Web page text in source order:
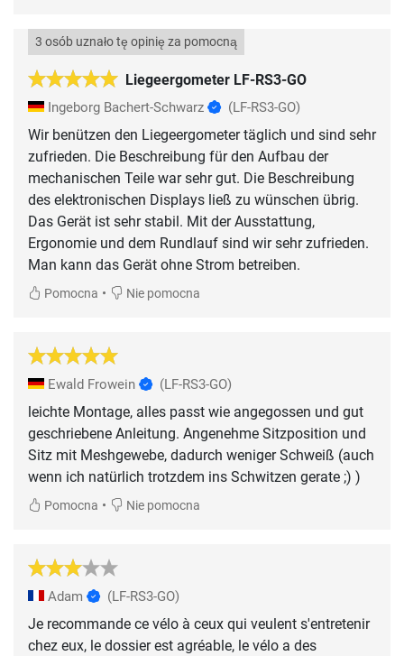
Liegeergometer LF-RS3-GO
3 osób uznało tę opinię za pomocną
Ingeborg Bachert-Schwarz (LF-RS3-GO)
Wir benützen den Liegeergometer täglich und sind sehr
zufrieden. Die Beschreibung für den Aufbau der
mechanischen Teile war sehr gut. Die Beschreibung
des elektronischen Displays ließ zu wünschen übrig.
Das Gerät ist sehr stabil. Mit der Ausstattung,
Ergonomie und dem Rundlauf sind wir sehr zufrieden.
Pomocna • Nie pomocna
Ewald Frowein (LF-RS3-GO)
leichte Montage, alles passt wie angegossen und gut
geschriebene Anleitung. Angenehme Sitzposition und
Sitz mit Meshgewebe, dadurch weniger Schweiß (auch
wenn ich natürlich trotzdem ins Schwitzen gerate ;) )
Pomocna • Nie pomocna
Adam (LF-RS3-GO)
Je recommande ce vélo à ceux qui veulent s'entretenir
chez eux, le dossier est agréable, le vélo a des